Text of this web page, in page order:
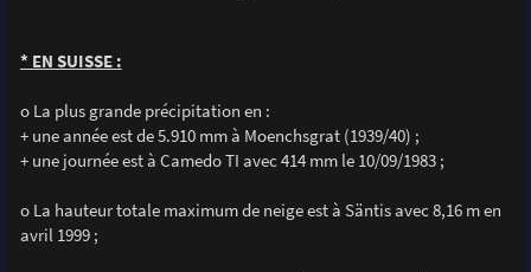
* EN SUISSE :
o La plus grande précipitation en :
+ une année est de 5.910 mm à Moenchsgrat (1939/40) ;
+ une journée est à Camedo TI avec 414 mm le 10/09/1983 ;
o La hauteur totale maximum de neige est à Säntis avec 8,16 m en
avril 1999 ;